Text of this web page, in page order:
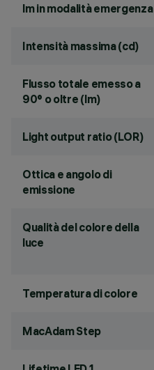
lm in modalità emergenza
Intensità massima (cd)
Flusso totale emesso a
90° o oltre (lm)
Light output ratio (LOR)
Ottica e angolo di
emissione
Qualità del colore della
luce
Temperatura di colore
MacAdam Step